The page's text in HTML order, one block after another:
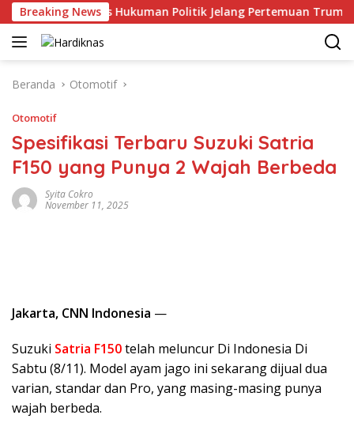
Langsung
ke
konten
Breaking News
Balas Hukuman Politik Jelang Pertemuan Trump dan Xi
Beranda Otomotif
Otomotif
Spesifikasi Terbaru Suzuki Satria
F150 yang Punya 2 Wajah Berbeda
Syita Cokro
November 11, 2025
Jakarta, CNN Indonesia —
Suzuki Satria F150telah meluncur Di Indonesia Di
Sabtu (8/11). Model ayam jago ini sekarang dijual dua
varian, standar dan Pro, yang masing-masing punya
wajah berbeda.